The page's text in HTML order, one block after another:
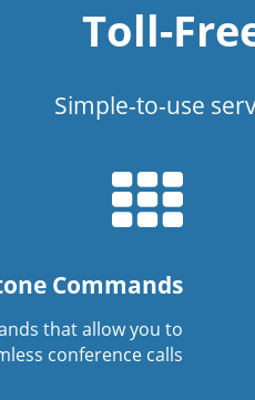
Toll-
Simple-to-use
Commands
that allow you to
conference calls.